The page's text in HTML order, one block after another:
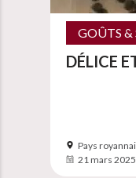
GOÛTS &
DÉLICE
Pays
21 mars 2025